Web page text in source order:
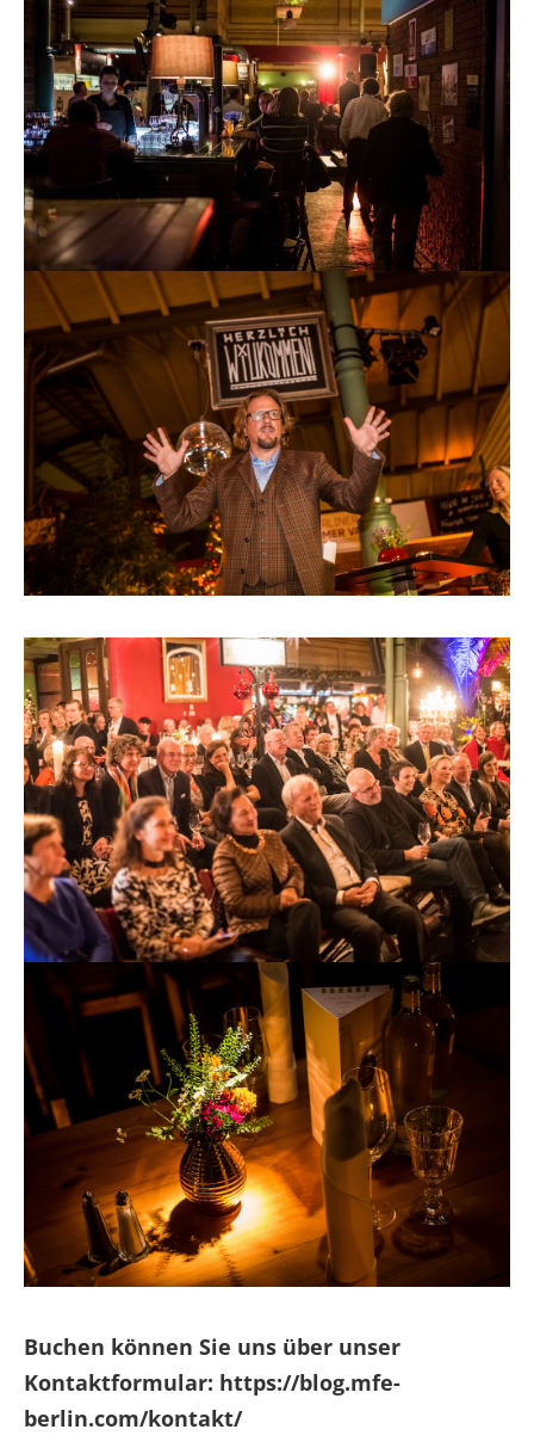
Buchen können Sie uns über unser
Kontaktformular: https://blog.mfe-
berlin.com/kontakt/